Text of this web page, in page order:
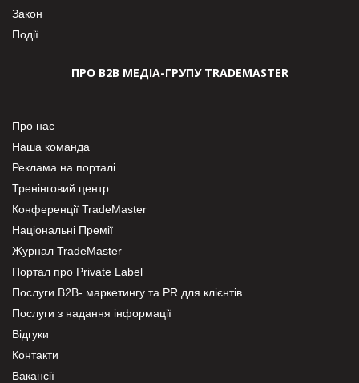
Закон
Події
ПРО В2В МЕДІА-ГРУПУ TRADEMASTER
Про нас
Наша команда
Реклама на порталі
Тренінговий центр
Конференції TradeMaster
Національні Премії
Журнал TradeMaster
Портал про Private Label
Послуги В2В- маркетингу та PR для клієнтів
Послуги з надання інформації
Відгуки
Контакти
Вакансії